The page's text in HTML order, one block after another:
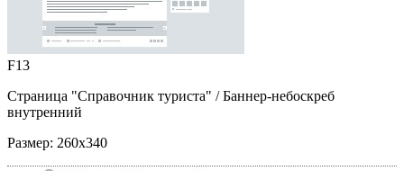
F13
Страница "Справочник туриста" / Баннер-небоскреб
внутренний
Размер: 260x340